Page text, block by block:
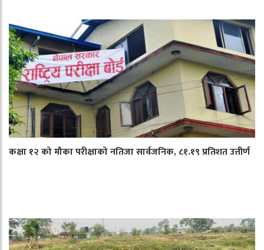
कक्षा १२ को मौका परीक्षाको नतिजा सार्वजनिक, ८१.१९ प्रतिशत उत्तीर्ण